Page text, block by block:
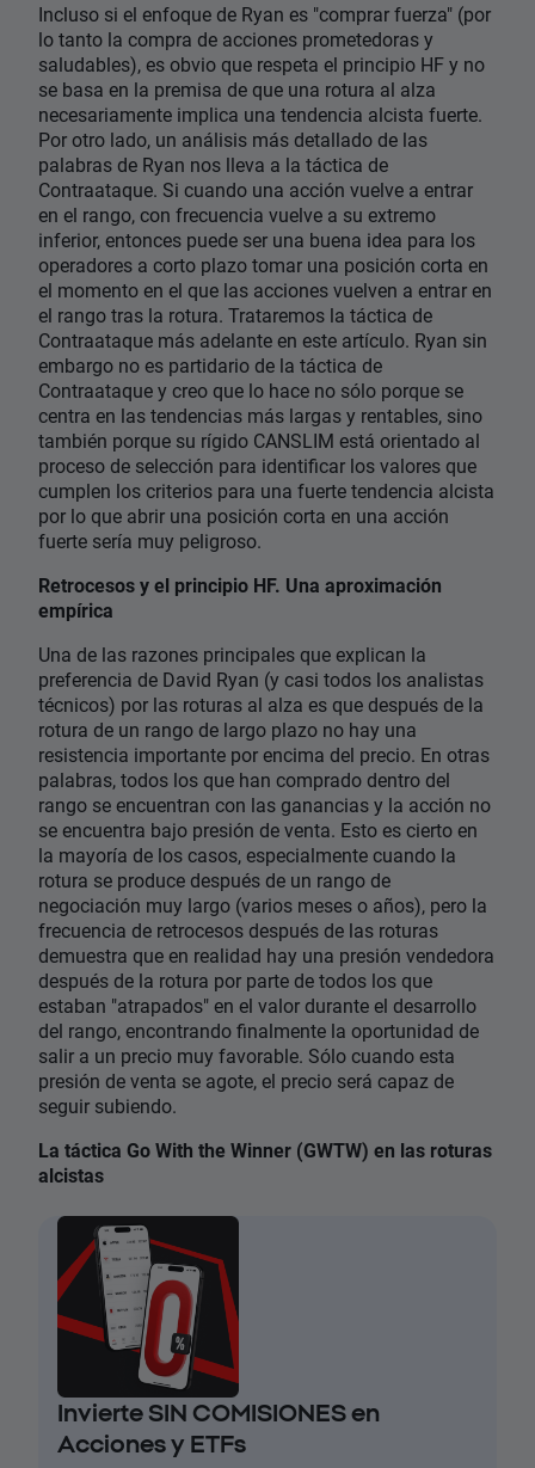
Incluso si el enfoque de Ryan es "comprar fuerza" (por
lo tanto la compra de acciones prometedoras y
saludables), es obvio que respeta el principio HF y no
se basa en la premisa de que una rotura al alza
necesariamente implica una tendencia alcista fuerte.
Por otro lado, un análisis más detallado de las
palabras de Ryan nos lleva a la táctica de
Contraataque. Si cuando una acción vuelve a entrar
en el rango, con frecuencia vuelve a su extremo
inferior, entonces puede ser una buena idea para los
operadores a corto plazo tomar una posición corta en
el momento en el que las acciones vuelven a entrar en
el rango tras la rotura. Trataremos la táctica de
Contraataque más adelante en este artículo. Ryan sin
embargo no es partidario de la táctica de
Contraataque y creo que lo hace no sólo porque se
centra en las tendencias más largas y rentables, sino
también porque su rígido CANSLIM está orientado al
proceso de selección para identificar los valores que
cumplen los criterios para una fuerte tendencia alcista
por lo que abrir una posición corta en una acción
fuerte sería muy peligroso.
Retrocesos y el principio HF. Una aproximación
empírica
Una de las razones principales que explican la
preferencia de David Ryan (y casi todos los analistas
técnicos) por las roturas al alza es que después de la
rotura de un rango de largo plazo no hay una
resistencia importante por encima del precio. En otras
palabras, todos los que han comprado dentro del
rango se encuentran con las ganancias y la acción no
se encuentra bajo presión de venta. Esto es cierto en
la mayoría de los casos, especialmente cuando la
rotura se produce después de un rango de
negociación muy largo (varios meses o años), pero la
frecuencia de retrocesos después de las roturas
demuestra que en realidad hay una presión vendedora
después de la rotura por parte de todos los que
estaban "atrapados" en el valor durante el desarrollo
del rango, encontrando finalmente la oportunidad de
salir a un precio muy favorable. Sólo cuando esta
presión de venta se agote, el precio será capaz de
seguir subiendo.
La táctica Go With the Winner (GWTW) en las roturas
alcistas
Invierte SIN COMISIONES en
Acciones y ETFs